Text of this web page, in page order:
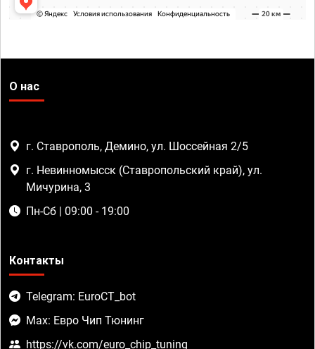
О нас
г. Ставрополь, Демино, ул. Шоссейная 2/5
г. Невинномысск (Ставропольский край), ул.
Мичурина, 3
Пн-Сб | 09:00 - 19:00
Контакты
Telegram: EuroCT_bot
Max: Евро Чип Тюнинг
https://vk.com/euro_chip_tuning